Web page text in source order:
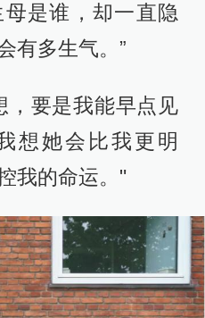
是谁，却一直隐
有多生气。”
，要是我能早点见
想她会比我更明
我的命运。"